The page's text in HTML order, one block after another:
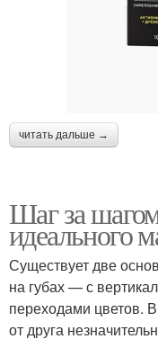
читать дальше →
Шаг за
идеального
Существует две
на губах — с
переходами цветов.
от друга